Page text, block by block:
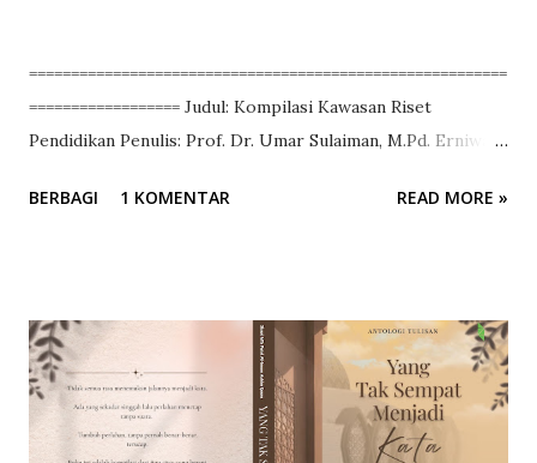
=========================================================
================== Judul: Kompilasi Kawasan Riset
Pendidikan Penulis: Prof. Dr. Umar Sulaiman, M.Pd. Erniwati,
Muhammad Basrul Anwar, Lc., M.Pd. Musdalifah Syahrir,
Idris, S.H., M.H. Faisal Ibrahim, Lc., M.Si. Editor: Damar I
Manakku Desain Sampul & Tata Letak: Damar I Manakku
Penerbit: Pakalawaki Penerbitan dan Percetakan Cet. I,
Januari viii + 97 hlm ; 15,5 x 23 cm ISBN (dalam proses)
BERBAGI 1 KOMENTAR READ MORE »